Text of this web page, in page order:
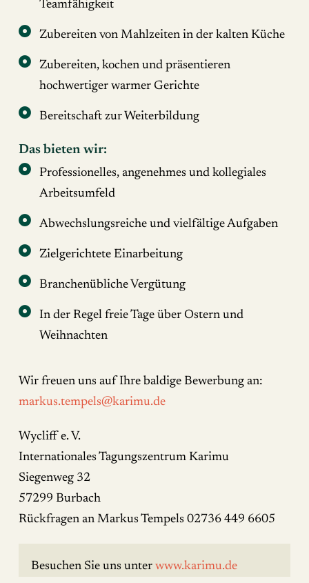
Teamfähigkeit
Zubereiten von Mahlzeiten in der kalten Küche
Zubereiten, kochen und präsentieren
hochwertiger warmer Gerichte
Bereitschaft zur Weiterbildung
Das bieten wir:
Professionelles, angenehmes und kollegiales
Arbeitsumfeld
Abwechslungsreiche und vielfältige Aufgaben
Zielgerichtete Einarbeitung
Branchenübliche Vergütung
In der Regel freie Tage über Ostern und
Weihnachten
Wir freuen uns auf Ihre baldige Bewerbung an:
markus.tempels@karimu.de
Wycliff e. V.
Internationales Tagungszentrum Karimu
Siegenweg 32
57299 Burbach
Rückfragen an Markus Tempels 02736 449 6605
Besuchen Sie uns unter www.karimu.de